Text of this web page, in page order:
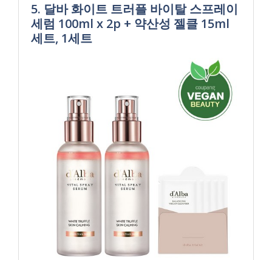
5. 달바 화이트 트러플 바이탈 스프레이
세럼 100ml x 2p + 약산성 젤클 15ml
세트, 1세트